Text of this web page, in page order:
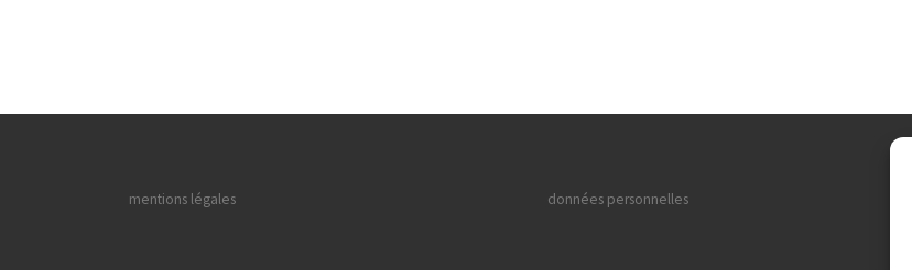
mentions légales données personnelles